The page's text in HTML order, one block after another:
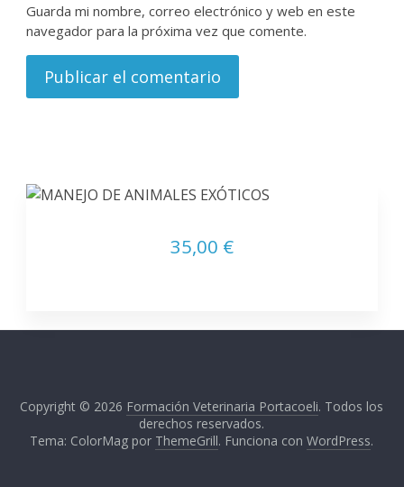
Guarda mi nombre, correo electrónico y web en este
navegador para la próxima vez que comente.
35,00 €
Copyright © 2026 Formación Veterinaria Portacoeli. Todos los
derechos reservados.
Tema: ColorMag por ThemeGrill. Funciona conWordPress.